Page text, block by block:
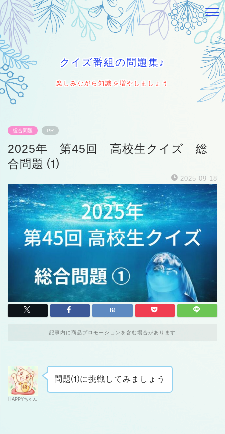
クイズ番組の問題集♪
楽しみながら知識を増やしましょう
総合問題 PR
2025年 第45回 高校生クイズ 総
合問題 ⑴
2025-09-18
記事内に商品プロモーションを含む場合があります
HAPPYちゃん
問題⑴に挑戦してみましょう